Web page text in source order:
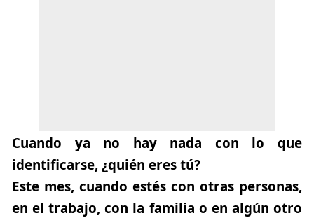
Cuando ya no hay nada con lo que
identificarse, ¿quién eres tú?
Este mes, cuando estés con otras personas,
en el trabajo, con la familia o en algún otro